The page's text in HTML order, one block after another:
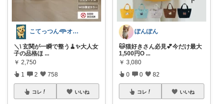
こてっつん𖥸オイシイとカワイイはセイギ
＼\ 玄関が一瞬で整う🧹✨大人女
子の品格ほ ...
￥ 2,750
1 2 758
コレ いいね
ぽんぽん
🐱猫好きさん必見💕今だけ最大
1,500円O ...
￥ 3,080
0 0 82
コレ いいね